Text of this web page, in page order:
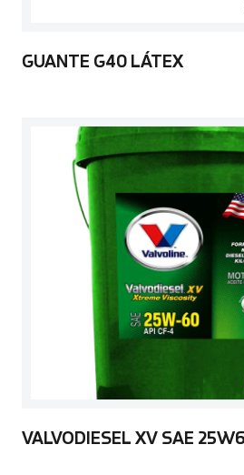
GUANTE G40 LÁTEX
VALVODIESEL XV SAE